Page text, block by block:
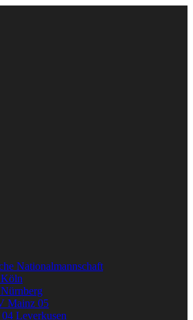
Nationalmannschaft
Mainz 05
Leverkusen